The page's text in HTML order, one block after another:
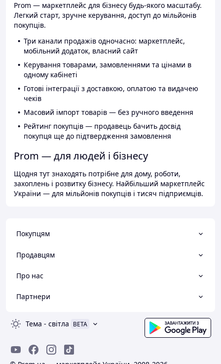
Prom — маркетплейс для бізнесу будь-якого масштабу.
Легкий старт, зручне керування, доступ до мільйонів
покупців.
Три канали продажів одночасно: маркетплейс,
мобільний додаток, власний сайт
Керування товарами, замовленнями та цінами в
одному кабінеті
Готові інтеграції з доставкою, оплатою та видачею
чеків
Масовий імпорт товарів — без ручного введення
Рейтинг покупців — продавець бачить досвід
покупця ще до підтвердження замовлення
Prom — для людей і бізнесу
Щодня тут знаходять потрібне для дому, роботи,
захоплень і розвитку бізнесу. Найбільший маркетплейс
України — для мільйонів покупців і тисяч підприємців.
Покупцям
Продавцям
Про нас
Партнери
Тема - світла BETA